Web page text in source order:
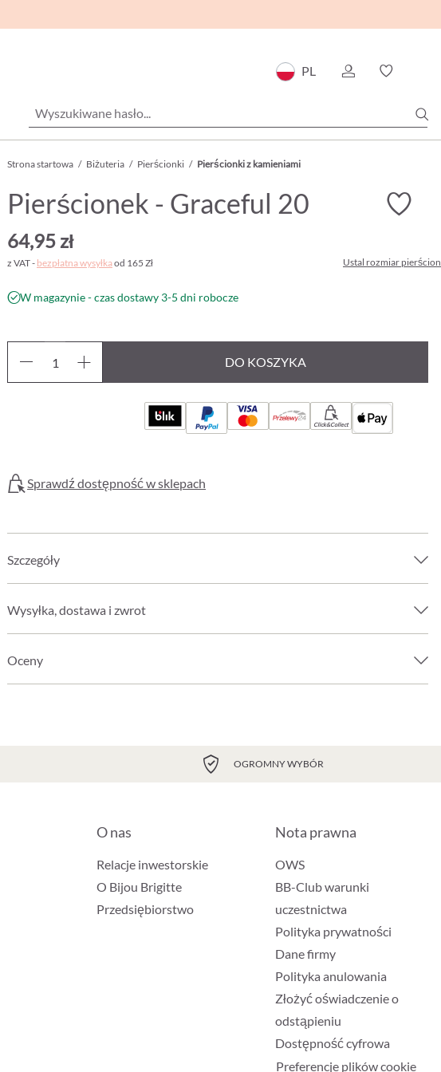
PL
Strona startowa / Biżuteria / Pierścionki / Pierścionki z kamieniami
Pierścionek - Graceful 20
64,95 zł
z VAT - bezpłatna wysyłkaod 165 Zł Ustal rozmiar
W magazynie - czas dostawy 3-5 dni robocze
DO KOSZYKA
Click&Collect
Sprawdź dostępność w sklepach
Szczegóły
Wysyłka, dostawa i zwrot
Oceny
OGROMNY WYBÓR
O nas
Relacje inwestorskie
O Bijou Brigitte
Przedsiębiorstwo
Nota prawna
OWS
BB-Club warunki
uczestnictwa
Polityka prywatności
Dane firmy
Polityka anulowania
Złożyć oświadczenie o
odstąpieniu
Dostępność cyfrowa
Preferencje plików cookie